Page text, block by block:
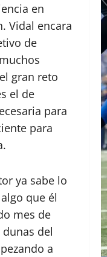
en
Vidal encara
de
gran reto
el de
para
para
ya sabe lo
que él
mes de
del
a